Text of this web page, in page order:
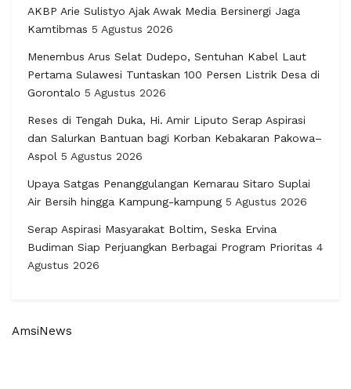
AKBP Arie Sulistyo Ajak Awak Media Bersinergi Jaga
Kamtibmas 5 Agustus 2026
Menembus Arus Selat Dudepo, Sentuhan Kabel Laut
Pertama Sulawesi Tuntaskan 100 Persen Listrik Desa di
Gorontalo 5 Agustus 2026
Reses di Tengah Duka, Hi. Amir Liputo Serap Aspirasi
dan Salurkan Bantuan bagi Korban Kebakaran Pakowa–
Aspol 5 Agustus 2026
Upaya Satgas Penanggulangan Kemarau Sitaro Suplai
Air Bersih hingga Kampung-kampung 5 Agustus 2026
Serap Aspirasi Masyarakat Boltim, Seska Ervina
Budiman Siap Perjuangkan Berbagai Program Prioritas 4
Agustus 2026
AmsiNews